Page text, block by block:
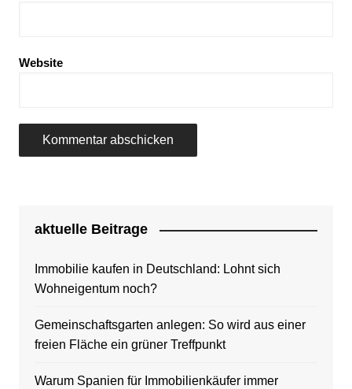
Website
aktuelle Beitrage
Immobilie kaufen in Deutschland: Lohnt sich
Wohneigentum noch?
Gemeinschaftsgarten anlegen: So wird aus einer
freien Fläche ein grüner Treffpunkt
Warum Spanien für Immobilienkäufer immer